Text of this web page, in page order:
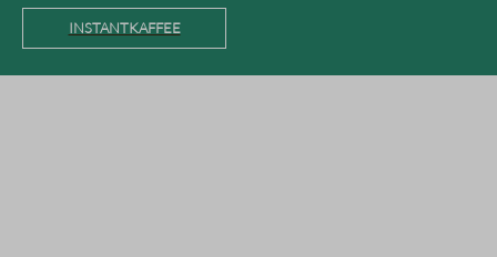
INSTANTKAFFEE